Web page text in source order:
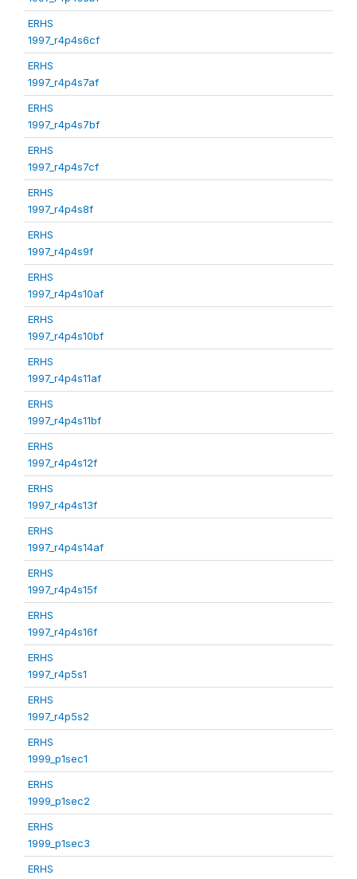
ERHS
1997_r4p4s6cf
ERHS
1997_r4p4s7af
ERHS
1997_r4p4s7bf
ERHS
1997_r4p4s7cf
ERHS
1997_r4p4s8f
ERHS
1997_r4p4s9f
ERHS
1997_r4p4s10af
ERHS
1997_r4p4s10bf
ERHS
1997_r4p4s11af
ERHS
1997_r4p4s11bf
ERHS
1997_r4p4s12f
ERHS
1997_r4p4s13f
ERHS
1997_r4p4s14af
ERHS
1997_r4p4s15f
ERHS
1997_r4p4s16f
ERHS
1997_r4p5s1
ERHS
1997_r4p5s2
ERHS
1999_p1sec1
ERHS
1999_p1sec2
ERHS
1999_p1sec3
ERHS